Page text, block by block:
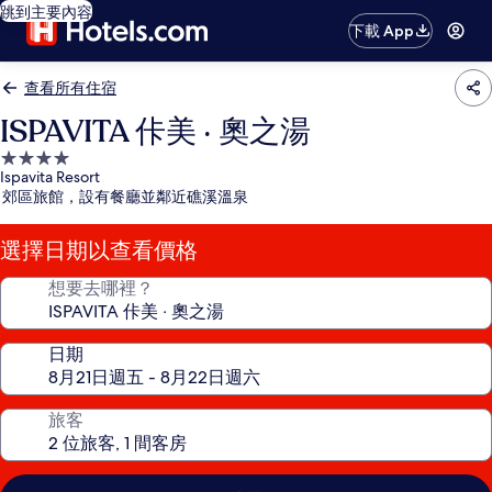
跳到主要內容
下載 App
查看所有住宿
ISPAVITA 佧美 ‧ 奧之湯
4.0
星
級
住
宿
Ispavita Resort
郊區旅館，設有餐廳並鄰近礁溪溫泉
選擇日期以查看價格
想要去哪裡？
日期
旅客